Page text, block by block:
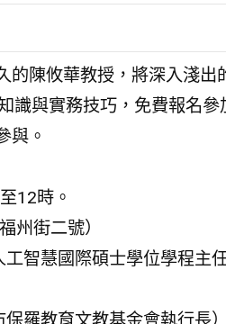
的陳攸華教授，將深入淺出
識與實務技巧，免費報名參
與。
12時。
州街二號）
智慧國際碩士學位學程主